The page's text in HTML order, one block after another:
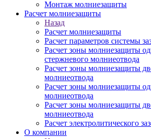
Монтаж молниезащиты
Расчет молниезащиты
Назад
Расчет молниезащиты
Расчет параметров системы
Расчет зоны молниезащиты
стержневого молниеотвода
Расчет зоны молниезащиты
молниеотвода
Расчет зоны молниезащиты
молниеотвода
Расчет зоны молниезащиты
молниеотвода
Расчет электролитического
О компании